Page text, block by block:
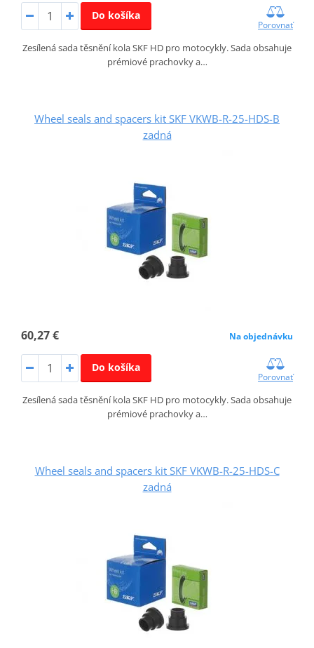
Do košíka
Porovnať
Zesílená sada těsnění kola SKF HD pro motocykly. Sada obsahuje
prémiové prachovky a…
Wheel seals and spacers kit SKF VKWB-R-25-HDS-B
zadná
60,27 € Na objednávku
Do košíka
Porovnať
Zesílená sada těsnění kola SKF HD pro motocykly. Sada obsahuje
prémiové prachovky a…
Wheel seals and spacers kit SKF VKWB-R-25-HDS-C
zadná